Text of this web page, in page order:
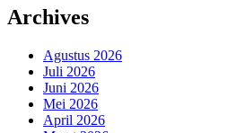
Archives
Agustus 2026
Juli 2026
Juni 2026
Mei 2026
April 2026